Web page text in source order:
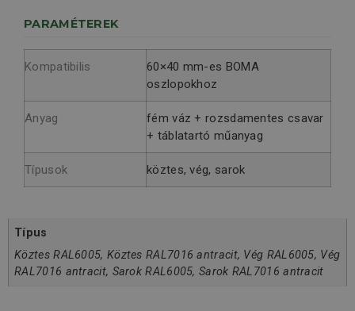
PARAMÉTEREK
Kompatibilis
60×40 mm-es BOMA
oszlopokhoz
Anyag
fém váz + rozsdamentes csavar
+ táblatartó műanyag
Típusok köztes, vég, sarok
Típus
Köztes RAL6005, Köztes RAL7016 antracit, Vég RAL6005, Vég
RAL7016 antracit, Sarok RAL6005, Sarok RAL7016 antracit